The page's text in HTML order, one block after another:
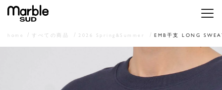
メニ
home すべての商品 2026 Spring&Summer EMB干支 LONG